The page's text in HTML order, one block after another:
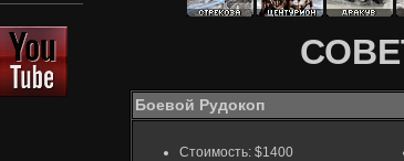
Боевой Рудокоп
Стоимость: $1400